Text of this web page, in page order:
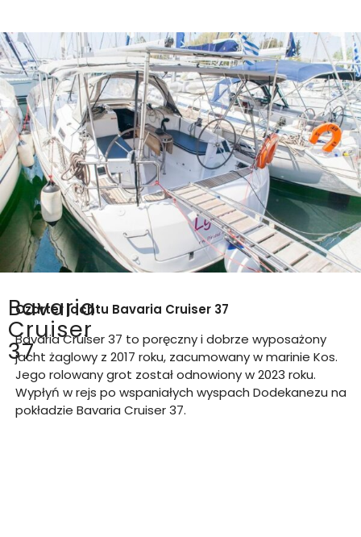
Bavaria
Cruiser
37
Czarter jachtu Bavaria Cruiser 37
Bavaria Cruiser 37 to poręczny i dobrze wyposażony
jacht żaglowy z 2017 roku, zacumowany w marinie Kos.
Jego rolowany grot został odnowiony w 2023 roku.
Wypłyń w rejs po wspaniałych wyspach Dodekanezu na
pokładzie Bavaria Cruiser 37.